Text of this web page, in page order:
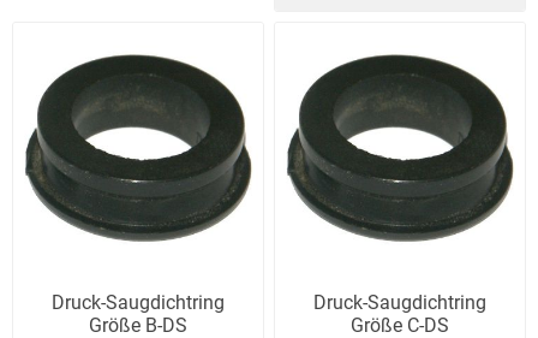
Druck-Saugdichtring
Größe B-DS
Druck-Saugdichtring
Größe C-DS